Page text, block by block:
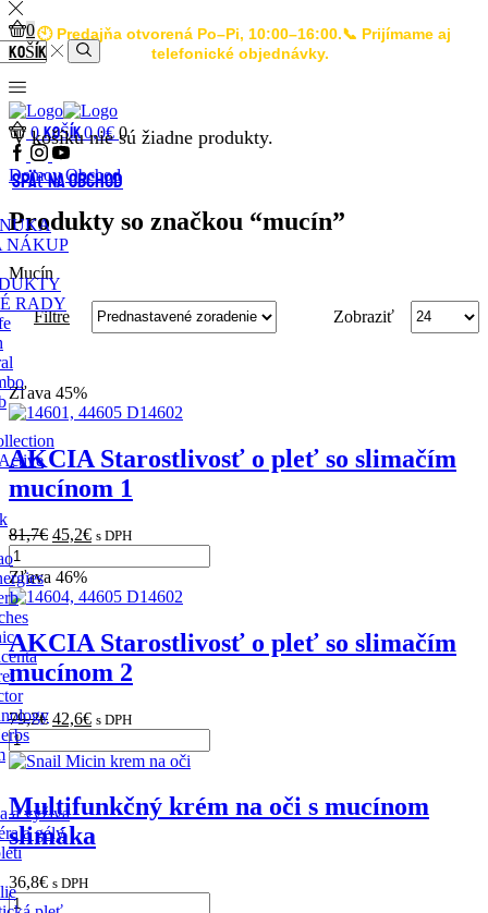
🕙 Predajňa otvorená Po–Pi, 10:00–16:00.📞 Prijímame aj
telefonické objednávky.
NÁKUP
RADY
a výživa
a gély
0KOŠÍK0,0€ 0
0
KOŠÍK
V košíku nie sú žiadne produkty.
Späť na obchod
Domov Obchod
Produkty so značkou “mucín”
Mucín
Filtre Zobraziť
Zľava 45%
AKCIA Starostlivosť o pleť so slimačím
mucínom 1
81,7€ 45,2€ s DPH
Zľava 46%
AKCIA Starostlivosť o pleť so slimačím
mucínom 2
79,2€ 42,6€ s DPH
Multifunkčný krém na oči s mucínom
slimáka
36,8€ s DPH